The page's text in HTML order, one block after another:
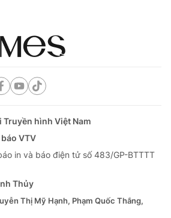
Truyền hình Việt Nam
VTV
in và báo điện tử số 483/GP-BTTTT
Thủy
Thị Mỹ Hạnh, Phạm Quốc Thắng,